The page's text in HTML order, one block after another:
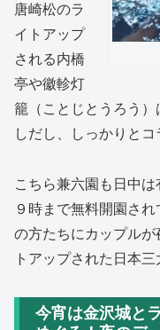
唐崎松のラ
イトアップ
される内橋
亭や徽軫灯
籠（ことじとうろう
しだし、しっかりとコ
こちら兼六園も日中
９時まで無料開園さ
の方たちにカップル
トアップされた日本
今宵は金沢城と